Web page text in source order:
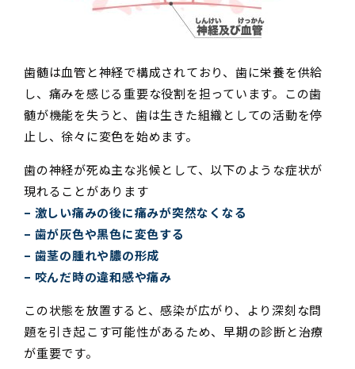
歯髄は血管と神経で構成されており、歯に栄養を供給
し、痛みを感じる重要な役割を担っています。この歯
髄が機能を失うと、歯は生きた組織としての活動を停
止し、徐々に変色を始めます。
歯の神経が死ぬ主な兆候として、以下のような症状が
現れることがあります
– 激しい痛みの後に痛みが突然なくなる
– 歯が灰色や黒色に変色する
– 歯茎の腫れや膿の形成
– 咬んだ時の違和感や痛み
この状態を放置すると、感染が広がり、より深刻な問
題を引き起こす可能性があるため、早期の診断と治療
が重要です。